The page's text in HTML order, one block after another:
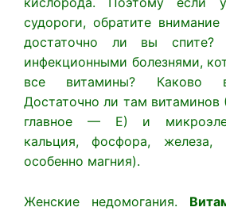
судороги, обратите
достаточно ли вы
инфекционными болезнями,
все витамины? Каково
Достаточно ли там витаминов
главное — Е) и
кальция, фосфора,
особенно магния).
Женские недомогания.